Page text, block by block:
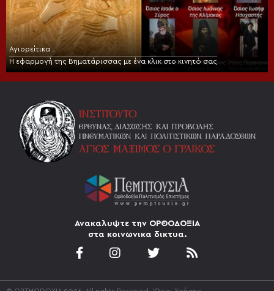
Αγιορείτικα
Η εφαρμογή της Βηματάρισσας με ένα κλικ στο κινητό σας
Ανακαλυψτε την ΟΡΘΟΔΟΞΙΑ
στα κοινωνικα δικτυα.